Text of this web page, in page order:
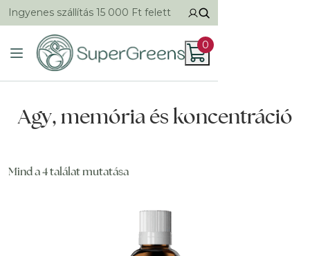
Ingyenes szállítás 15 000 Ft felett
0
Agy, memória és koncentráció
Mind a 4 találat mutatása